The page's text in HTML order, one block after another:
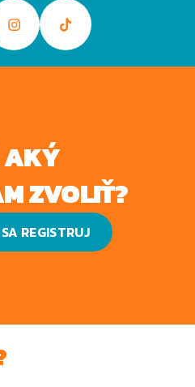
AKÝ
ZVOLIŤ?
REGISTRUJ